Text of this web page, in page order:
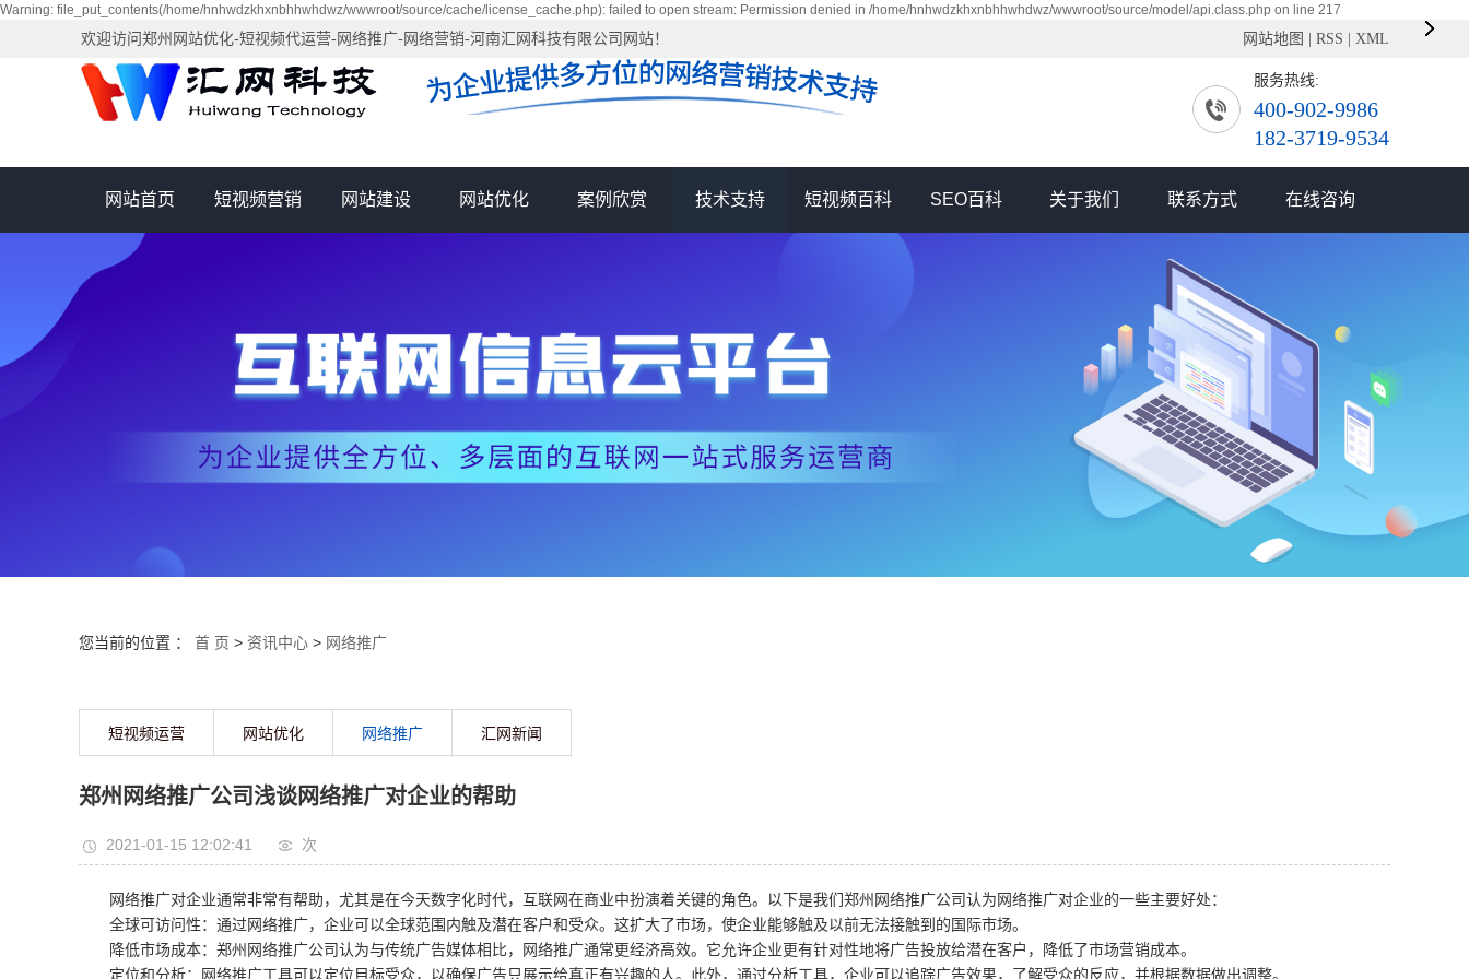
Warning: file_put_contents(/home/hnhwdzkhxnbhhwhdwz/wwwroot/source/cache/license_cache.php): failed to open stream: Permission denied in /home/hnhwdzkhxnbhhwhdwz/wwwroot/source/model/api.class.php on line 217
欢迎访问郑州网站优化-短视频代运营-网络推广-网络营销-河南汇网科技有限公司网站！ 网站地图 RSS XML
服务热线:
400-902-9986
182-3719-9534
网站首页 短视频营销 网站建设 网站优化 案例欣赏
短视频运营
技术支持
网络推广
汇网新闻
短视频百科 SEO百科 关于我们
资质荣誉
联系方式 在线咨询
您当前的位置 ： 首 页 > 资讯中心 > 网络推广
短视频运营 网站优化 网络推广 汇网新闻
郑州网络推广公司浅谈网络推广对企业的帮助
2021-01-15 12:02:41 次
网络推广对企业通常非常有帮助，尤其是在今天数字化时代，互联网在商业中扮演着关键的角色。以下是我们郑州网络推广公司认为网络推广对企业的一些主要好处：
全球可访问性：通过网络推广，企业可以全球范围内触及潜在客户和受众。这扩大了市场，使企业能够触及以前无法接触到的国际市场。
降低市场成本：郑州网络推广公司认为与传统广告媒体相比，网络推广通常更经济高效。它允许企业更有针对性地将广告投放给潜在客户，降低了市场营销成本。
定位和分析：网络推广工具可以定位目标受众，以确保广告只展示给真正有兴趣的人。此外，通过分析工具，企业可以追踪广告效果，了解受众的反应，并根据数据做出调整。